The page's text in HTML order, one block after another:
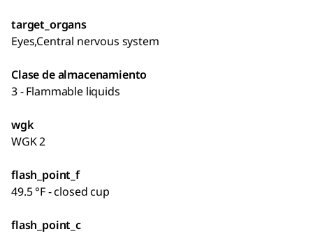
target_organs
Eyes,Central nervous system
Clase de almacenamiento
3 - Flammable liquids
wgk
WGK 2
flash_point_f
49.5 °F - closed cup
flash_point_c